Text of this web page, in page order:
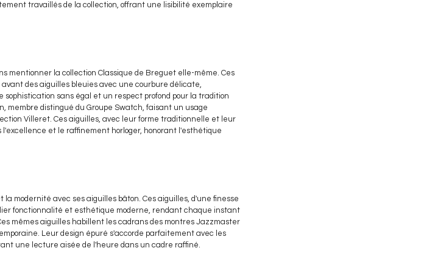
travaillés de la collection, offrant une lisibilité exemplaire
mentionner la collection Classique de Breguet elle-même. Ces
des aiguilles bleuies avec une courbure délicate,
sans égal et un respect profond pour la tradition
membre distingué du Groupe Swatch, faisant un usage
Villeret. Ces aiguilles, avec leur forme traditionnelle et leur
et le raffinement horloger, honorant l'esthétique
modernité avec ses aiguilles bâton. Ces aiguilles, d'une finesse
fonctionnalité et esthétique moderne, rendant chaque instant
mêmes aiguilles habillent les cadrans des montres Jazzmaster
Leur design épuré s'accorde parfaitement avec les
une lecture aisée de l'heure dans un cadre raffiné.